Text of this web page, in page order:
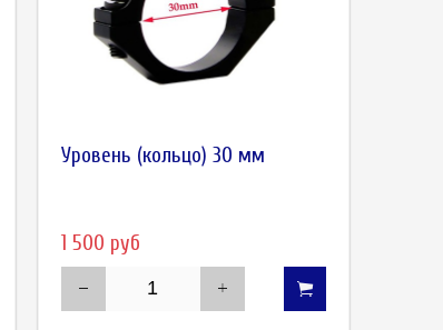
Уровень (кольцо) 30 мм
1 500 руб